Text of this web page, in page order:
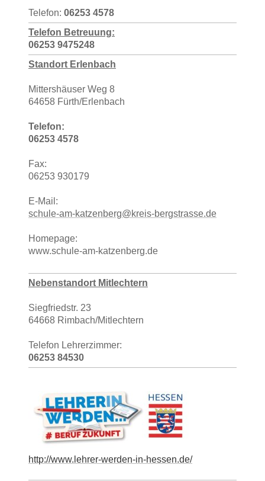
Telefon: 06253 4578
Telefon Betreuung:
06253 9475248
Standort Erlenbach
Mittershäuser Weg 8
64658 Fürth/Erlenbach
Telefon:
06253 4578
Fax:
06253 930179
E-Mail:
schule-am-katzenberg@kreis-bergstrasse.de
Homepage:
www.schule-am-katzenberg.de
Nebenstandort Mitlechtern
Siegfriedstr. 23
64668 Rimbach/Mitlechtern
Telefon Lehrerzimmer:
06253 84530
http://www.lehrer-werden-in-hessen.de/